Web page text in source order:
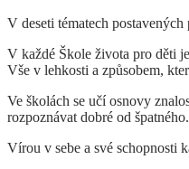
V deseti tématech
V každé Škole života pro děti
Vše v lehkosti a způsobem,
Ve školách se učí osnovy
rozpoznávat dobré od špatného.
Vírou v sebe a své schopnosti